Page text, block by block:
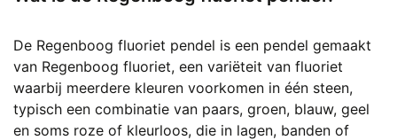
De Regenboog fluoriet pendel is een pendel gemaakt
van Regenboog fluoriet, een variëteit van fluoriet
waarbij meerdere kleuren voorkomen in één steen,
typisch een combinatie van paars, groen, blauw, geel
en soms roze of kleurloos, die in lagen, banden of